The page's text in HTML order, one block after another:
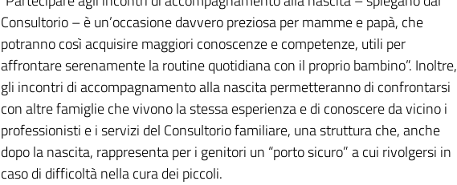
Consultorio – è un’occasione davvero preziosa per mamme e papà, che
potranno così acquisire maggiori conoscenze e competenze, utili per
affrontare serenamente la routine quotidiana con il proprio bambino”. Inoltre,
gli incontri di accompagnamento alla nascita permetteranno di confrontarsi
con altre famiglie che vivono la stessa esperienza e di conoscere da vicino i
professionisti e i servizi del Consultorio familiare, una struttura che, anche
dopo la nascita, rappresenta per i genitori un “porto sicuro” a cui rivolgersi in
caso di difficoltà nella cura dei piccoli.